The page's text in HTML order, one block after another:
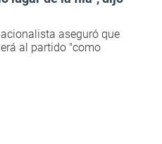
aseguró que
al partido "como